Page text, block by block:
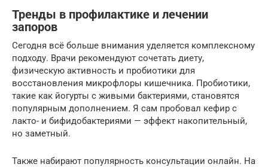
Тренды в профилактике и лечении
запоров
Сегодня всё больше внимания уделяется комплексному
подходу. Врачи рекомендуют сочетать диету,
физическую активность и пробиотики для
восстановления микрофлоры кишечника. Пробиотики,
такие как йогурты с живыми бактериями, становятся
популярным дополнением. Я сам пробовал кефир с
лакто- и бифидобактериями — эффект накопительный,
но заметный.
Также набирают популярность консультации онлайн. На